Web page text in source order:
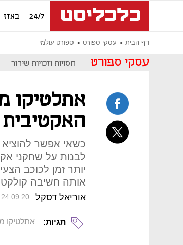
24/7 באזז
דף הבית עסקי ספורט ספורט עולמי
עסקי ספורט חסויות וזכויות שידור
אתלטיקו
האקטיבית
כשאי אפשר
לבנות על שחקני
יותר זמן לכוכב
אותה חשיבה
אוריאל דסקל 24.09.20
תגיות: אתלטיקו